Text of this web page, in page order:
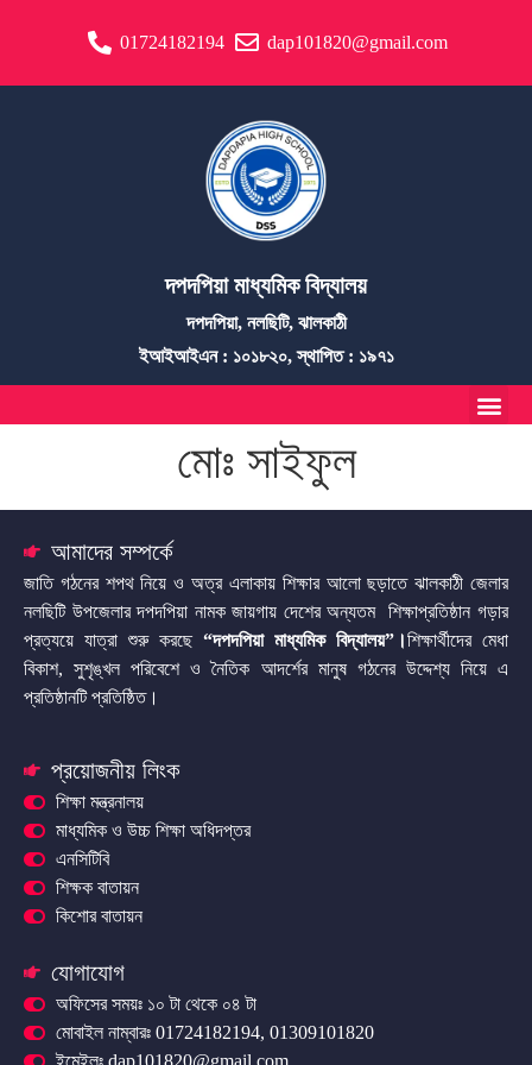
01724182194 dap101820@gmail.com
দপদপিয়া মাধ্যমিক বিদ্যালয়
দপদপিয়া, নলছিটি, ঝালকাঠী
ইআইআইএন : ১০১৮২০, স্থাপিত : ১৯৭১
মোঃ সাইফুল
আমাদের সম্পর্কে
জাতি গঠনের শপথ নিয়ে ও অত্র এলাকায় শিক্ষার আলো ছড়াতে ঝালকাঠী জেলার
নলছিটি উপজেলার দপদপিয়া নামক জায়গায় দেশের অন্যতম শিক্ষাপ্রতিষ্ঠান গড়ার
প্রত্যয়ে যাত্রা শুরু করছে “দপদপিয়া মাধ্যমিক বিদ্যালয়” ।শিক্ষার্থীদের মেধা
বিকাশ, সুশৃঙ্খল পরিবেশে ও নৈতিক আদর্শের মানুষ গঠনের উদ্দেশ্য নিয়ে এ
প্রতিষ্ঠানটি প্রতিষ্ঠিত।
প্রয়োজনীয় লিংক
শিক্ষা মন্ত্রনালয়
মাধ্যমিক ও উচ্চ শিক্ষা অধিদপ্তর
এনসিটিবি
শিক্ষক বাতায়ন
কিশোর বাতায়ন
যোগাযোগ
অফিসের সময়ঃ ১০ টা থেকে ০৪ টা
মোবাইল নাম্বারঃ 01724182194, 01309101820